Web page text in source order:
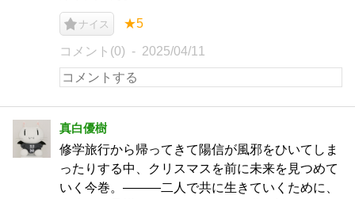
ナイス ★5
コメント(0) 2025/04/11
真白優樹
修学旅行から帰ってきて陽信が風邪をひいてしま
ったりする中、クリスマスを前に未来を見つめて
いく今巻。―――二人で共に生きていくために、